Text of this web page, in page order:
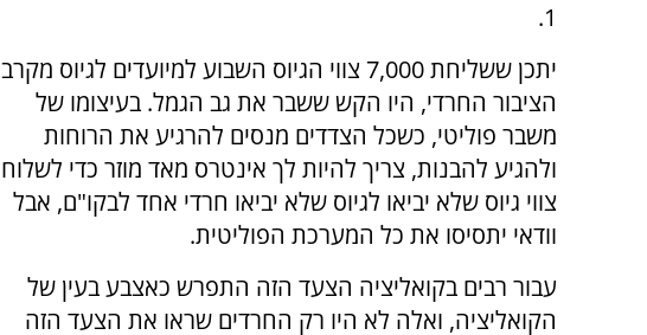
1.
יתכן ששליחת 7,000 צווי הגיוס השבוע למיועדים לגיוס מקרב
הציבור החרדי, היו הקש ששבר את גב הגמל. בעיצומו של
משבר פוליטי, כשכל הצדדים מנסים להרגיע את הרוחות
ולהגיע להבנות, צריך להיות לך אינטרס מאד מוזר כדי לשלוח
צווי גיוס שלא יביאו לגיוס שלא יביאו חרדי אחד לבקו"ם, אבל
וודאי יתסיסו את כל המערכת הפוליטית.
עבור רבים בקואליציה הצעד הזה התפרש כאצבע בעין של
הקואליציה, ואלה לא היו רק החרדים שראו את הצעד הזה